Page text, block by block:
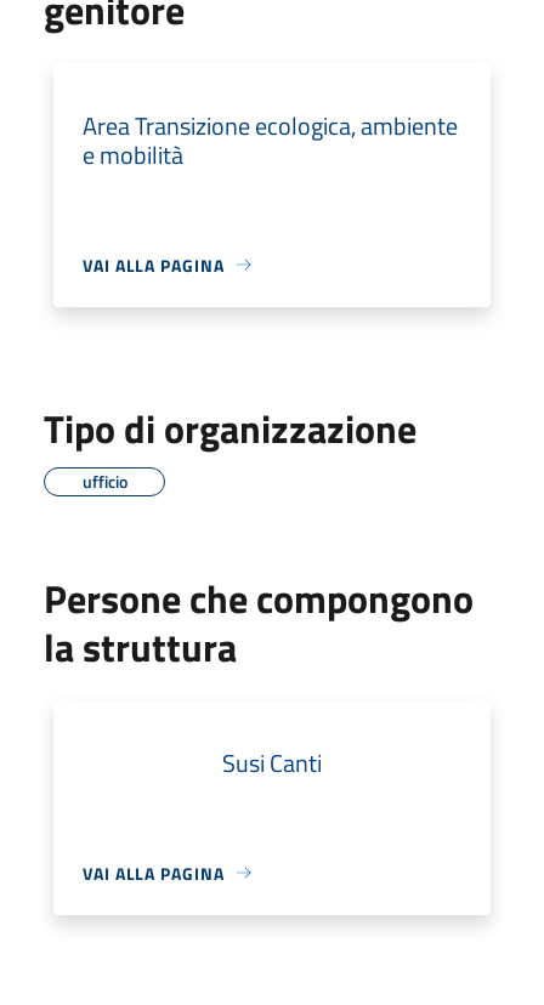
Area Transizione ecologica, ambiente
e mobilità
VAI ALLA PAGINA
Tipo di organizzazione
ufficio
Persone che compongono
la struttura
Susi Canti
VAI ALLA PAGINA